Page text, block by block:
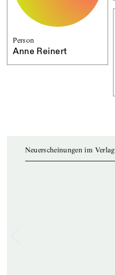
Person
Anne Reinert
Neuerscheinungen im Verlag